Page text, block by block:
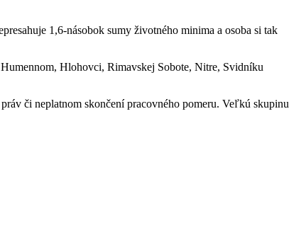
1,6-násobok sumy životného minima a osoba si tak
Hlohovci, Rimavskej Sobote, Nitre, Svidníku
či neplatnom skončení pracovného pomeru. Veľkú skupinu